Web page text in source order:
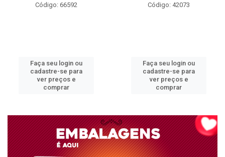
Código: 66592
Faça seu login ou
cadastre-se para
ver preços e
comprar
Código: 42073
Faça seu login ou
cadastre-se para
ver preços e
comprar